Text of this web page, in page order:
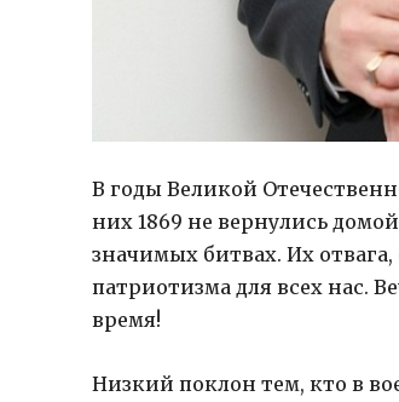
В годы Великой
них 1869 не вернулись
значимых битвах. Их
патриотизма для всех нас.
время!
Низкий поклон тем, кто в